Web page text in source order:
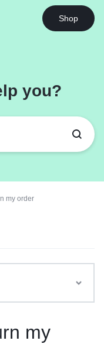
Shop
you?
my order
my
3
Got it!